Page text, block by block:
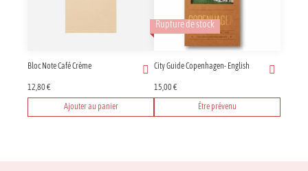
Bloc Note Café Crème
12,80€
Ajouter au panier
Rupture de stock
City Guide Copenhagen- English
15,00€
Être prévenu